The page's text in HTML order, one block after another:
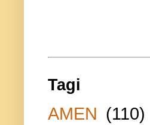
Tagi
AMEN (110)